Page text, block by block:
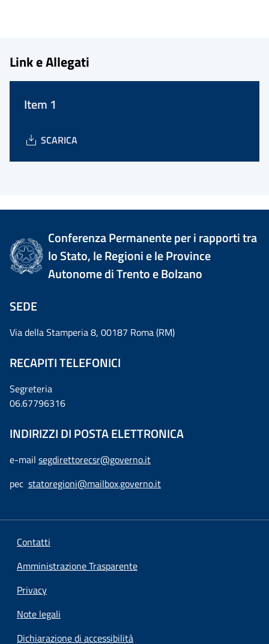
Link e Allegati
Item 1
SCARICA
Conferenza Permanente per i rapporti tra
lo Stato, le Regioni e le Province
Autonome di Trento e Bolzano
SEDE
Via della Stamperia 8, 00187 Roma (RM)
RECAPITI TELEFONICI
Segreteria
06.67796316
INDIRIZZI DI POSTA ELETTRONICA
e-mail segdirettorecsr@governo.it
pec statoregioni@mailbox.governo.it
Contatti
Amministrazione Trasparente
Privacy
Note legali
Dichiarazione di accessibilità